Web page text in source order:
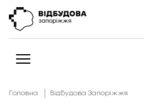
Головна Відбудова Запоріжжя